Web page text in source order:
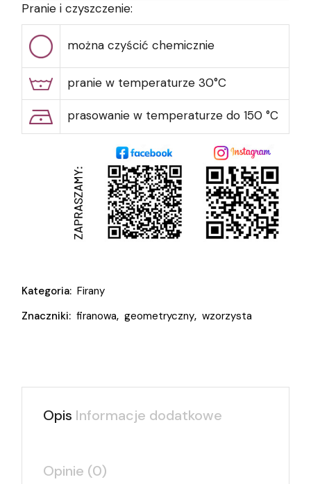
Pranie i czyszczenie:
można czyścić chemicznie
pranie w temperaturze 30°C
prasowanie w temperaturze do 150 °C
Kategoria: Firany
Znaczniki: firanowa, geometryczny, wzorzysta
Opis Informacje dodatkowe
Opinie (0)